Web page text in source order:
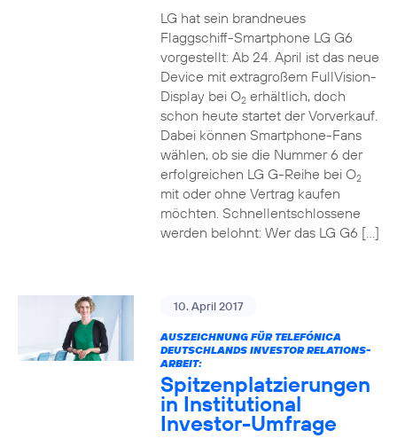
LG hat sein brandneues
Flaggschiff-Smartphone LG G6
vorgestellt: Ab 24. April ist das neue
Device mit extragroßem FullVision-
Display bei O2erhältlich, doch
schon heute startet der Vorverkauf.
Dabei können Smartphone-Fans
wählen, ob sie die Nummer 6 der
erfolgreichen LG G-Reihe bei O2
mit oder ohne Vertrag kaufen
möchten. Schnellentschlossene
werden belohnt: Wer das LG G6 […]
10. April 2017
AUSZEICHNUNG FÜR TELEFÓNICA
DEUTSCHLANDS INVESTOR RELATIONS-
ARBEIT:
Spitzenplatzierungen
in Institutional
Investor-Umfrage